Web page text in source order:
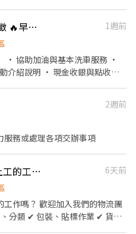
作業與安全規
趙先生 0987-421-130
速邁樂(桃園市/文中站) 🔥急徵 🔥早、中、大夜、時段班 長期 ♾️ 時薪制服務員
1週前
• 協助加油與基本洗車服務 •
介紹說明 • 現金收銀與點收工
*2人 平日時段班：0800-1500 /
/ 1300-2100 / 1500-2100 大
安排白天排班教育訓練(至少一
2週前
服務或處理各項交辦事項
想找高時薪、免經驗、快速上工的工作嗎？
6天前
作嗎？ 歡迎加入我們的物流團
分類 ✔ 包裝、貼標作業 ✔ 貨品